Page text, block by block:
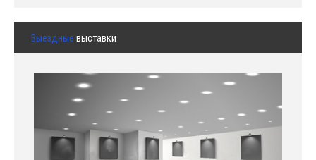
Выездные выставки